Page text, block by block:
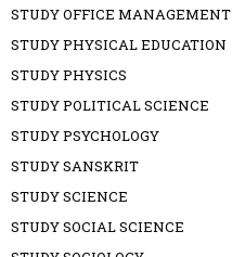
STUDY OFFICE MANAGEMENT
STUDY PHYSICAL EDUCATION
STUDY PHYSICS
STUDY POLITICAL SCIENCE
STUDY PSYCHOLOGY
STUDY SANSKRIT
STUDY SCIENCE
STUDY SOCIAL SCIENCE